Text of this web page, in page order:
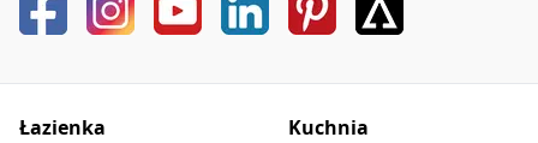
Łazienka
Kuchnia